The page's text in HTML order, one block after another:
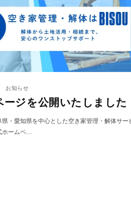
お知らせ
ージを公開いたしました
県・愛知県を中心とした空き家管理・解体サー
ホームペ…